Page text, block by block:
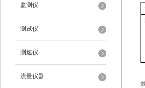
监测仪
测试仪
测速仪
流量仪器